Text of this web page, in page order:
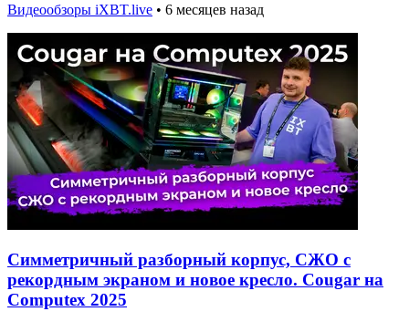
Видеообзоры iXBT.live • 6 месяцев назад
Симметричный разборный корпус, СЖО с
рекордным экраном и новое кресло. Cougar на
Computex 2025